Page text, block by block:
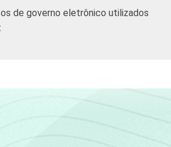
Transporte,
armazenagem
de governo eletrônico utilizados